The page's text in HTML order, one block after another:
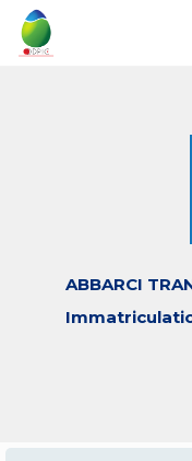
ABBARCI